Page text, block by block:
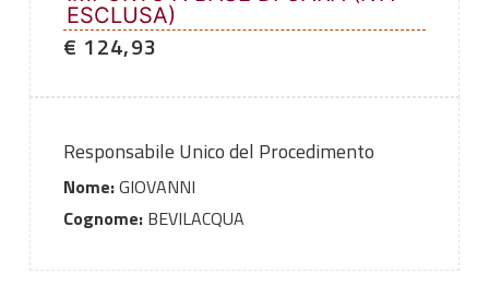
ESCLUSA)
€ 124,93
Responsabile Unico del Procedimento
Nome:GIOVANNI
Cognome:BEVILACQUA